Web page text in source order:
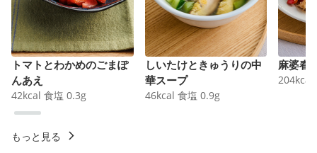
トマトとわかめのごまぽ
んあえ
42kcal 食塩 0.3g
しいたけときゅうりの中
華スープ
46kcal 食塩 0.9g
麻婆春
204kcal
もっと見る